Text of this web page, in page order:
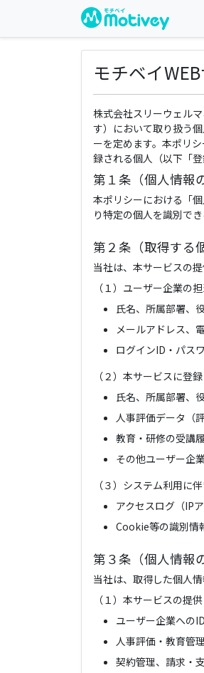
モチベイ
株式会社スリーウェル
す）において取り扱う
ーを定めます。本ポリ
録される個人（以下「
第１条（個人情報
本ポリシーにおける「
り特定の個人を識別で
第２条（取得する
当社は、本サービスの
（１）ユーザー企業の
氏名、所属部署、
メールアドレス、
ログインID・パス
（２）本サービスに登
氏名、所属部署、
人事評価データ（
教育・研修の受講
その他ユーザー企
（３）システム利用に
アクセスログ（IP
Cookie等の識別情
第３条（個人情報
当社は、取得した個人
（１）本サービスの提
ユーザー企業への
人事評価・教育管
契約管理、請求・